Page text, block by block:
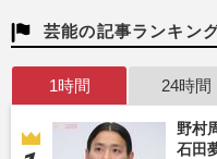
芸能の記事ランキン
1時間 24時間
野村
石田